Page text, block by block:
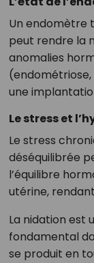
Un endomètre
peut rendre la
anomalies
une
Le stress et
Le stress
déséquilibrée
l’équilibre
utérine,
La nidation est
fondamental
se produit en